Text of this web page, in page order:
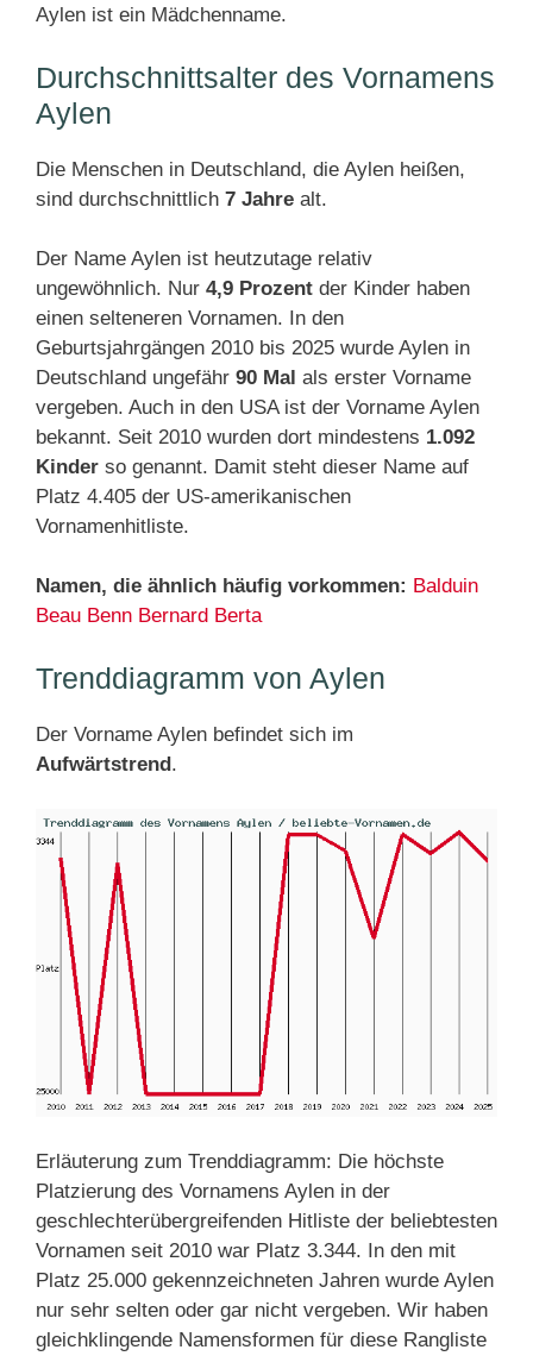
Aylen ist ein Mädchenname.
Durchschnittsalter des Vornamens
Aylen
Die Menschen in Deutschland, die Aylen heißen,
sind durchschnittlich 7 Jahre alt.
Der Name Aylen ist heutzutage relativ
ungewöhnlich. Nur 4,9 Prozent der Kinder haben
einen selteneren Vornamen. In den
Geburtsjahrgängen 2010 bis 2025 wurde Aylen in
Deutschland ungefähr 90 Mal als erster Vorname
vergeben. Auch in den USA ist der Vorname Aylen
bekannt. Seit 2010 wurden dort mindestens 1.092
Kinder so genannt. Damit steht dieser Name auf
Platz 4.405 der US-amerikanischen
Vornamenhitliste.
Namen, die ähnlich häufig vorkommen: Balduin
Beau Benn Bernard Berta
Trenddiagramm von Aylen
Der Vorname Aylen befindet sich im
Aufwärtstrend.
Erläuterung zum Trenddiagramm: Die höchste
Platzierung des Vornamens Aylen in der
geschlechterübergreifenden Hitliste der beliebtesten
Vornamen seit 2010 war Platz 3.344. In den mit
Platz 25.000 gekennzeichneten Jahren wurde Aylen
nur sehr selten oder gar nicht vergeben. Wir haben
gleichklingende Namensformen für diese Rangliste